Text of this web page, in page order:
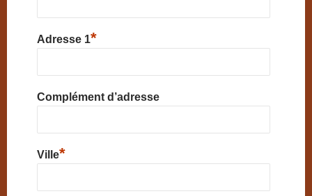
Adresse 1*
Complément d’adresse
Ville*